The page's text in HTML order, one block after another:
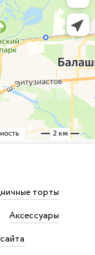
торты
Аксессуары